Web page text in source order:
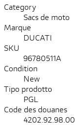
Category
Sacs de moto
Marque
DUCATI
SKU
96780511A
Condition
New
Tipo prodotto
PGL
Code des douanes
4202.92.98.00